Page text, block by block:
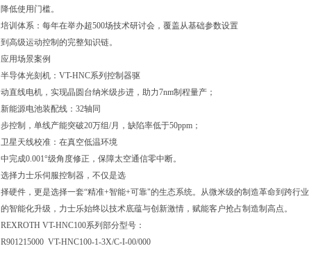
降低使用门槛。
培训体系：每年在举办超500场技术研讨会，覆盖从基础参数设置
到高级运动控制的完整知识链。
应用场景案例
半导体光刻机：VT-HNC系列控制器驱
动直线电机，实现晶圆台纳米级步进，助力7nm制程量产；
新能源电池装配线：32轴同
步控制，单线产能突破20万组/月，缺陷率低于50ppm；
卫星天线校准：在真空低温环境
中完成0.001°级角度修正，保障太空通信零中断。
选择力士乐伺服控制器，不仅是选
择硬件，更是选择一套“精准+智能+可靠"的生态系统。从微米级的制造革命到跨行业
的智能化升级，力士乐始终以技术底蕴与创新激情，赋能客户抢占制造制高点。
REXROTH VT-HNC100系列部分型号：
R901215000 VT-HNC100-1-3X/C-I-00/000